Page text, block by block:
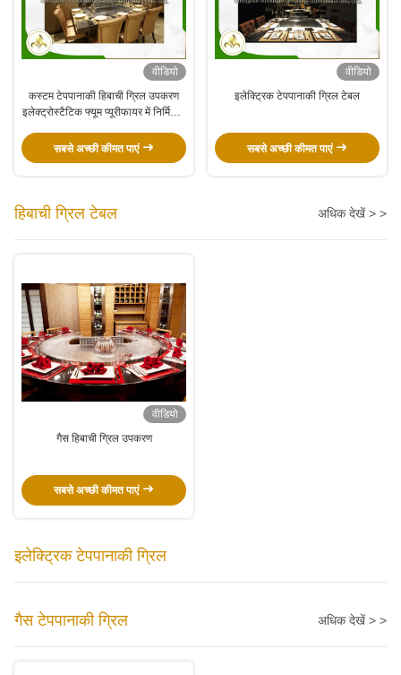
वीडियो
कस्टम टेपपानाकी हिबाची ग्रिल उपकरण
इलेक्ट्रोस्टैटिक फ्यूम प्यूरीफायर में निर्मित 8
सबसे अच्छी कीमत पाएं
वीडियो
इलेक्ट्रिक टेपपानाकी ग्रिल टेबल
सबसे अच्छी कीमत पाएं
हिबाची ग्रिल टेबल अधिक देखें > >
वीडियो
गैस हिबाची ग्रिल उपकरण
सबसे अच्छी कीमत पाएं
इलेक्ट्रिक टेपपानाकी ग्रिल
गैस टेपपानाकी ग्रिल अधिक देखें > >